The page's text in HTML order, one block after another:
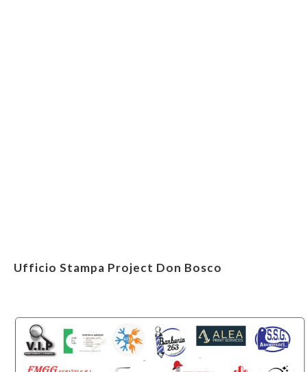
Ufficio Stampa Project Don Bosco